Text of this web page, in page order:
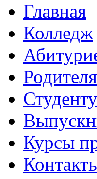
Главная
Колледж
Студенту
Курсы